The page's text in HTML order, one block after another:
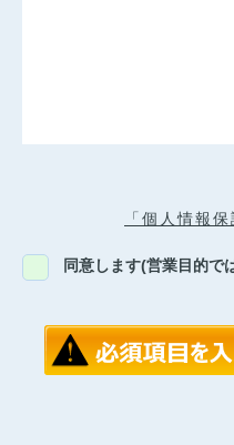
「個人情報
同意します(営業目的で